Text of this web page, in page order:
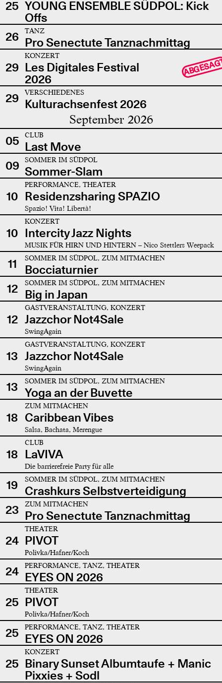
25 YOUNG ENSEMBLE SÜDPOL: Kick
Offs
26
TANZ
Pro Senectute Tanznachmittag
29
KONZERT
Les Digitales Festival
2026
29 VERSCHIEDENES
Kulturachsenfest 2026
September 2026
05 CLUB
Last Move
09
SOMMER IM SÜDPOL
Sommer-Slam
10
PERFORMANCE, THEATER
Residenzsharing SPAZIO
Spazio! Vita! Libertà!
10
KONZERT
Intercity Jazz Nights
MUSIK FÜR HIRN UND HINTERN – Nico Stettlers Weepack
11 SOMMER IM SÜDPOL, ZUM MITMACHEN
Bocciaturnier
12
SOMMER IM SÜDPOL, ZUM MITMACHEN
Big in Japan
12
GASTVERANSTALTUNG, KONZERT
Jazzchor Not4Sale
SwingAgain
13
GASTVERANSTALTUNG, KONZERT
Jazzchor Not4Sale
SwingAgain
13 SOMMER IM SÜDPOL, ZUM MITMACHEN
Yoga an der Buvette
18
ZUM MITMACHEN
Caribbean Vibes
Salsa, Bachata, Merengue
18
CLUB
LaVIVA
Die barrierefreie Party für alle
19 SOMMER IM SÜDPOL, ZUM MITMACHEN
Crashkurs Selbstverteidigung
23
ZUM MITMACHEN
Pro Senectute Tanznachmittag
24
THEATER
PIVOT
Polivka/Hafner/Koch
24 PERFORMANCE, TANZ, THEATER
EYES ON 2026
25
THEATER
PIVOT
Polivka/Hafner/Koch
25 PERFORMANCE, TANZ, THEATER
EYES ON 2026
25
KONZERT
Binary Sunset Albumtaufe + Manic
Pixxies + Sodl